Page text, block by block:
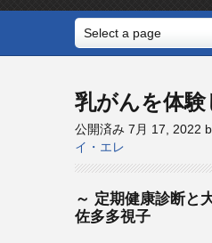
Select a page
乳がんを体験
公開済み 7月 17, 2022
イ・エレ
～ 定期健康診断
佐多多視子